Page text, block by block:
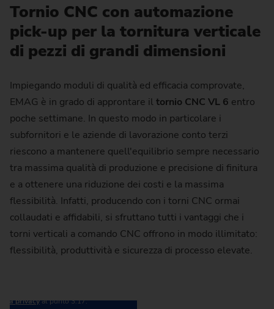
Tornio CNC con automazione
pick-up per la tornitura verticale
di pezzi di grandi dimensioni
Impiegando moduli di qualità ed efficacia comprovate,
EMAG è in grado di approntare il tornio CNC VL 6 entro
poche settimane. In questo modo in particolare i
subfornitori e le aziende di lavorazione conto terzi
riescono a mantenere quell'equilibrio sempre necessario
tra massima qualità di produzione e precisione di finitura
e a ottenere una riduzione dei costi e la massima
flessibilità. Infatti, producendo con i torni CNC ormai
collaudati e affidabili, si sfruttano tutti i vantaggi che i
torni verticali a comando CNC offrono in modo illimitato:
flessibilità, produttività e sicurezza di processo elevate.
a YouTube il caricamento dei
(ai sensi dell'art. 6 comma 1 lett. a
privacyal punto 3.17.